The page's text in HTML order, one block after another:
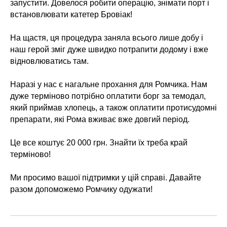
запустити. Довелося робити операцію, знімати порт і
встановлювати катетер Бровіак!
На щастя, ця процедура заняла всього лише добу і
наш герой зміг дуже швидко потрапити додому і вже
відновлюватись там.
Наразі у нас є нагальне прохання для Ромчика. Нам
дуже терміново потрібно оплатити борг за темодал,
який приймав хлопець, а також оплатити протисудомні
препарати, які Рома вживає вже довгий період.
Це все коштує 20 000 грн. Знайти їх треба край
терміново!
Ми просимо вашої підтримки у цій справі. Давайте
разом допоможемо Ромчику одужати!